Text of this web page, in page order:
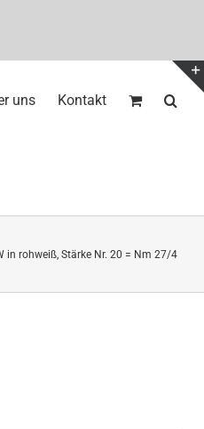
uns Kontakt
in rohweiß, Stärke Nr. 20 = Nm 27/4